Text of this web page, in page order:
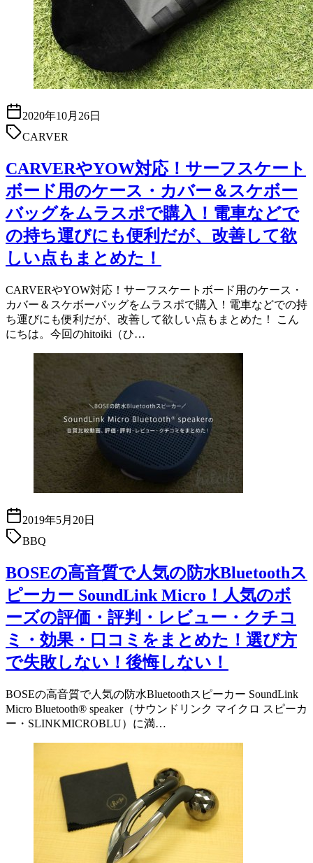
2020年10月26日
CARVER
CARVERやYOW対応！サーフスケート
ボード用のケース・カバー＆スケボー
バッグをムラスポで購入！電車などで
の持ち運びにも便利だが、改善して欲
しい点もまとめた！
CARVERやYOW対応！サーフスケートボード用のケース・
カバー＆スケボーバッグをムラスポで購入！電車などでの持
ち運びにも便利だが、改善して欲しい点もまとめた！ こん
にちは。今回のhitoiki（ひ…
2019年5月20日
BBQ
BOSEの高音質で人気の防水Bluetoothス
ピーカー SoundLink Micro！人気のボ
ーズの評価・評判・レビュー・クチコ
ミ・効果・口コミをまとめた！選び方
で失敗しない！後悔しない！
BOSEの高音質で人気の防水Bluetoothスピーカー SoundLink
Micro Bluetooth® speaker（サウンドリンク マイクロ スピーカ
ー・SLINKMICROBLU）に満…